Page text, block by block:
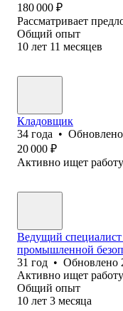
180 000 ₽
Рассматривает
Общий опыт
10 лет 11 месяцев
Кладовщик
34 года • Обновлено
20 000 ₽
Активно ищет работу
Ведущий
промышленной
31 год • Обновлено
Активно ищет работу
Общий опыт
10 лет 3 месяца